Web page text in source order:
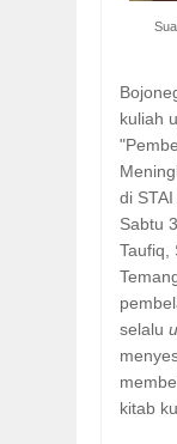
kuliah
di
Sabtu
Taufiq,
selalu
kitab